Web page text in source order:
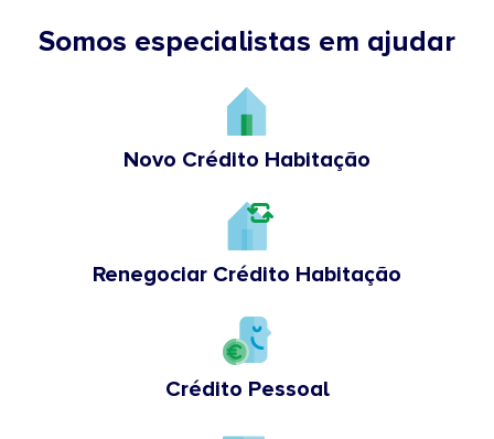
Somos especialistas em ajudar
Novo Crédito Habitação
Renegociar Crédito Habitação
Crédito Pessoal